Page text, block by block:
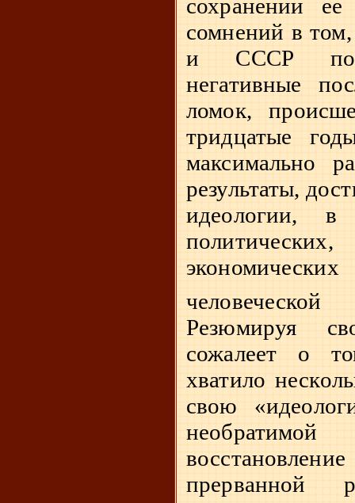
сохранении
сомнений в
и СССР
негативные
ломок,
тридцатые
максимально
результаты,
идеологии, в
Резюмируя
сожалеет о
хватило
свою
прерванной